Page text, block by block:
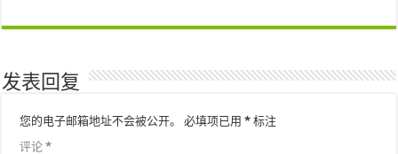
发表回复
您的电子邮箱地址不会被公开。 必填项已用* 标注
评论*